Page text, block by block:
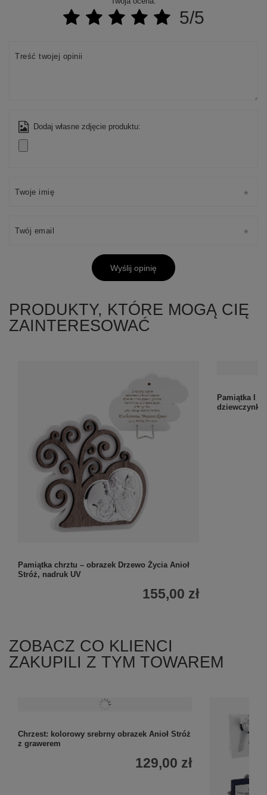
5/5
Treść twojej opinii
Dodaj własne zdjęcie produktu:
Twoje imię
Twój email
Wyślij opinię
PRODUKTY, KTÓRE MOGĄ CIĘ
ZAINTERESOWAĆ
Pamiątka chrztu – obrazek Drzewo Życia Anioł
Stróż, nadruk UV
155,00 zł
ZOBACZ CO KLIENCI
ZAKUPILI Z TYM TOWAREM